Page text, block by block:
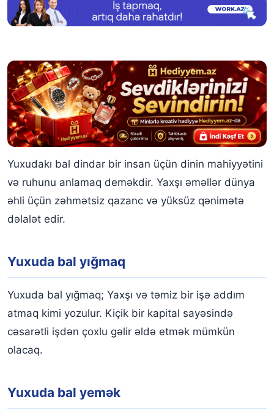
Yuxudakı bal dindar bir insan üçün dinin mahiyyətini
və ruhunu anlamaq deməkdir. Yaxşı əməllər dünya
əhli üçün zəhmətsiz qazanc və yüksüz qənimətə
dəlalət edir.
Yuxuda bal yığmaq
Yuxuda bal yığmaq; Yaxşı və təmiz bir işə addım
atmaq kimi yozulur. Kiçik bir kapital sayəsində
cəsarətli işdən çoxlu gəlir əldə etmək mümkün
olacaq.
Yuxuda bal yemək